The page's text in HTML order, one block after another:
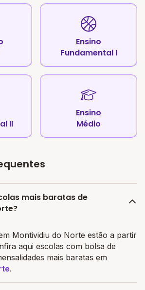
Ensino
Fundamental I
II
Ensino
Médio
mais baratas de
Montividiu do Norte estão a partir
aqui escolas com bolsa de
mais baratas em
.